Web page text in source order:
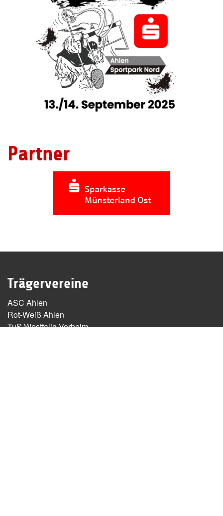
Partner
Trägervereine
ASC Ahlen
Rot-Weiß Ahlen
TuS Westfalia Vorhelm